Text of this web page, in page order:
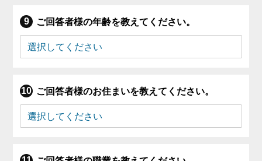
ご回答者様の年齢を教えてください。
ご回答者様のお住まいを教えてください。